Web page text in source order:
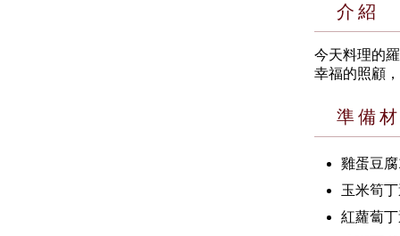
介紹
今天料理的
幸福的照顧
準備
雞蛋豆
玉米筍
紅蘿蔔